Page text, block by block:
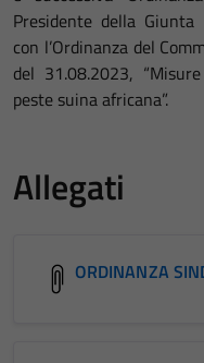
Presidente della Giunta
con l’Ordinanza del
del 31.08.2023,
peste suina africana”.
Allegati
ORDINANZA